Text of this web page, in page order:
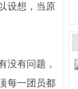
设想，当原
没有问题，
每一团员都